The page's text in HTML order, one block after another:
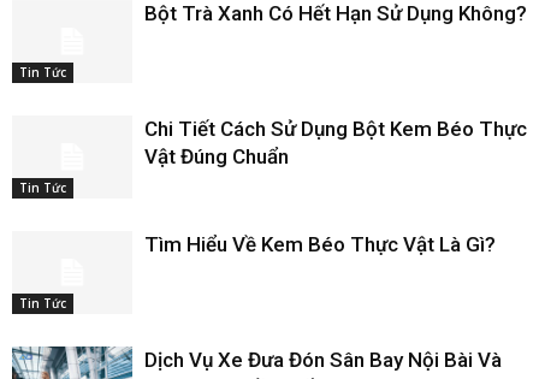
Tin Tức
Bột Trà Xanh Có Hết Hạn Sử Dụng Không?
Tin Tức
Chi Tiết Cách Sử Dụng Bột Kem Béo Thực
Vật Đúng Chuẩn
Tin Tức
Tìm Hiểu Về Kem Béo Thực Vật Là Gì?
Dịch Vụ Xe Đưa Đón Sân Bay Nội Bài Và